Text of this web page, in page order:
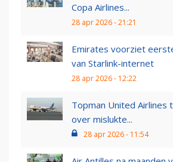
Copa Airlines...
28 apr 2026 - 21:21
Emirates voorziet
van Starlink-internet
28 apr 2026 - 12:22
Topman United Airlines
over mislukte...
28 apr 2026 - 11:54